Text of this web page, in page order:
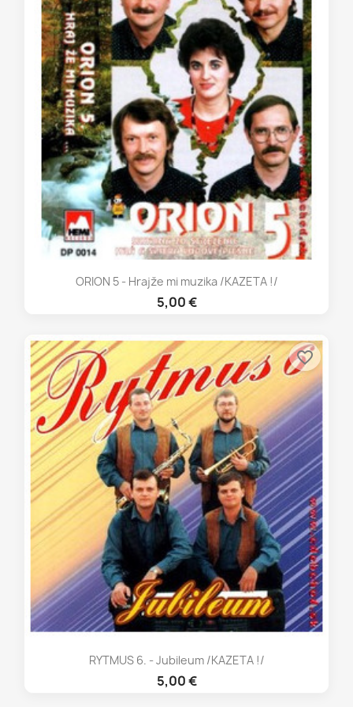
ORION 5 - Hrajže mi muzika /KAZETA !/
5,00 €
RYTMUS 6. - Jubileum /KAZETA !/
5,00 €
favorite_border